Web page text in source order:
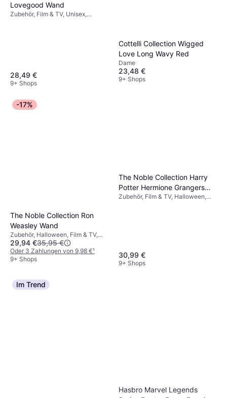
Lovegood Wand
Zubehör, Film & TV, Unisex,
28,49 €
9+ Shops
Cottelli Collection Wigged
Love Long Wavy Red
Dame
23,48 €
9+ Shops
-17%
The Noble Collection Ron
Weasley Wand
Zubehör, Halloween, Film & TV,
Unisex, Ausrüstung, Zauberer,
Hexe Harry Potter
29,94 €35,95 €
Oder 3 Zahlungen von 9,98 €¹
9+ Shops
The Noble Collection Harry
Potter Hermione Grangers
Wand
Zubehör, Film & TV, Halloween,
30,99 €
9+ Shops
Im Trend
Hasbro Marvel Legends